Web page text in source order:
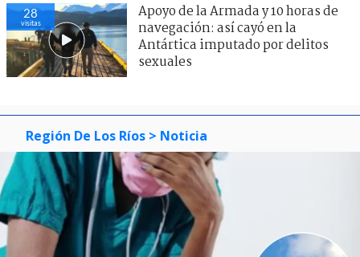
28
visitas
Apoyo de la Armada y 10 horas de
navegación: así cayó en la
Antártica imputado por delitos
sexuales
Región De Los Ríos > Noticia